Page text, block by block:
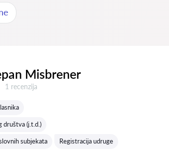
Misbrener
Recenzija:
1 recenzija
društva (j.t.d.)
subjekata Registracija udruge